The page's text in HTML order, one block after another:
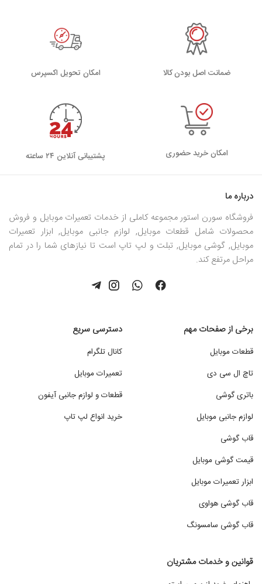
ضمانت اصل بودن کالا اﻣﮑﺎن ﺗﺤﻮﯾﻞ اﮐﺴﭙﺮس
امکان خرید حضوری پشتیبانی آنلاین ۲۴ ساعته
درباره ما
فروشگاه سورن استور مجموعه کاملی از خدمات تعمیرات موبایل و فروش
محصولات شامل قطعات موبایل, لوازم جانبی موبایل, ابزار تعمیرات
موبایل, گوشی موبایل, تبلت و لپ تاپ است تا نیازهای شما را در تمام
مراحل مرتفع کند.
برخی از صفحات مهم
قطعات موبایل
تاچ ال سی دی
باتری گوشی
لوازم جانبی موبایل
قاب گوشی
قیمت گوشی موبایل
ابزار تعمیرات موبایل
قاب گوشی هواوی
قاب گوشی سامسونگ
دسترسی سریع
کانال تلگرام
تعمیرات موبایل
قطعات و لوازم جانبی آیفون
خرید انواع لپ تاپ
قوانین و خدمات مشتریان